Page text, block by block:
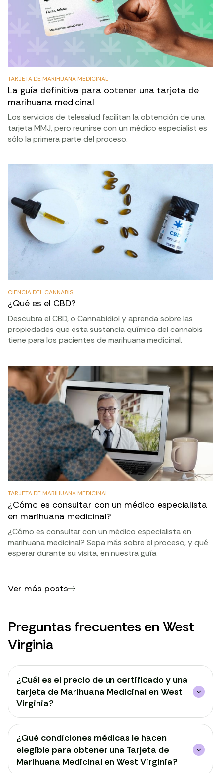
Ver más posts
TARJETA DE MARIHUANA MEDICINAL
La guía definitiva para obtener una tarjeta de
marihuana medicinal
Los servicios de telesalud facilitan la obtención de una
tarjeta MMJ, pero reunirse con un médico especialist es
sólo la primera parte del proceso.
CIENCIA DEL CANNABIS
¿Qué es el CBD?
Descubra el CBD, o Cannabidiol y aprenda sobre las
propiedades que esta sustancia química del cannabis
tiene para los pacientes de marihuana medicinal.
TARJETA DE MARIHUANA MEDICINAL
¿Cómo es consultar con un médico especialista
en marihuana medicinal?
¿Cómo es consultar con un médico especialista en
marihuana medicinal? Sepa más sobre el proceso, y qué
esperar durante su visita, en nuestra guía.
Preguntas frecuentes en West
Virginia
¿Cuál es el precio de un certificado y una
tarjeta de Marihuana Medicinal en West
Virginia?
¿Qué condiciones médicas le hacen
elegible para obtener una Tarjeta de
Marihuana Medicinal en West Virginia?